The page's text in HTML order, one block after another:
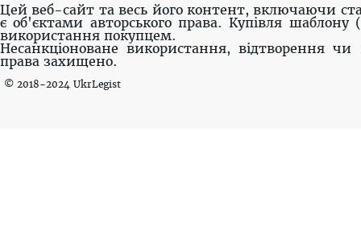
Цей веб-сайт та весь його контент, включаючи
є об'єктами авторського права. Купівля шаблону
використання покупцем.
Несанкціоноване використання, відтворення
права захищено.
© 2018-2024 UkrLegist